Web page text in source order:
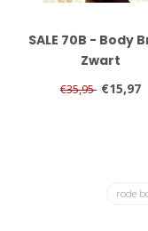
SALE 70B - Body
Zwart
€35,95 €15,97
rode